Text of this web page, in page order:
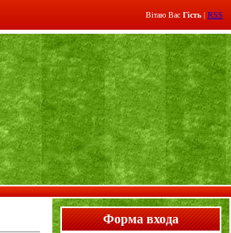
Вітаю Вас Гість | RSS
Форма входа